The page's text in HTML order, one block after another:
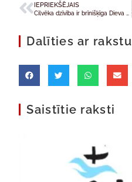
IEPRIEKŠĒJAIS
Dalīties ar rakstu
Saistītie raksti